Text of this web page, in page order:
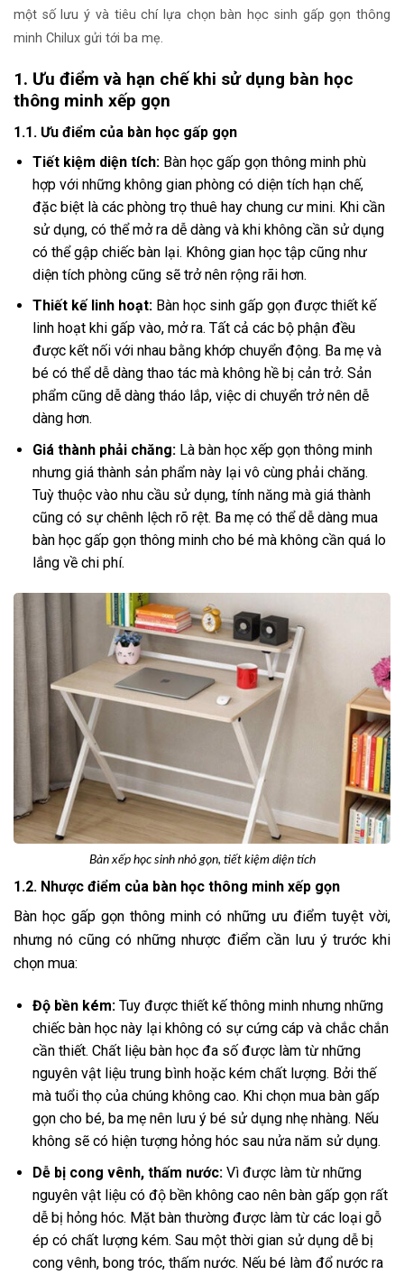
một số lưu ý và tiêu chí lựa chọn bàn học sinh gấp gọn thông
minh Chilux gửi tới ba mẹ.
1. Ưu điểm và hạn chế khi sử dụng bàn học
thông minh xếp gọn
1.1. Ưu điểm của bàn học gấp gọn
Tiết kiệm diện tích:Bàn học gấp gọn thông minh phù
hợp với những không gian phòng có diện tích hạn chế,
đặc biệt là các phòng trọ thuê hay chung cư mini. Khi cần
sử dụng, có thể mở ra dễ dàng và khi không cần sử dụng
có thể gập chiếc bàn lại. Không gian học tập cũng như
diện tích phòng cũng sẽ trở nên rộng rãi hơn.
Thiết kế linh hoạt:Bàn học sinh gấp gọn được thiết kế
linh hoạt khi gấp vào, mở ra. Tất cả các bộ phận đều
được kết nối với nhau bằng khớp chuyển động. Ba mẹ và
bé có thể dễ dàng thao tác mà không hề bị cản trở. Sản
phẩm cũng dễ dàng tháo lắp, việc di chuyển trở nên dễ
dàng hơn.
Giá thành phải chăng:Là bàn học xếp gọn thông minh
nhưng giá thành sản phẩm này lại vô cùng phải chăng.
Tuỳ thuộc vào nhu cầu sử dụng, tính năng mà giá thành
cũng có sự chênh lệch rõ rệt. Ba mẹ có thể dễ dàng mua
bàn học gấp gọn thông minh cho bé mà không cần quá lo
lắng về chi phí.
Bàn xếp học sinh nhỏ gọn, tiết kiệm diện tích
1.2. Nhược điểm của bàn học thông minh xếp gọn
Bàn học gấp gọn thông minh có những ưu điểm tuyệt vời,
nhưng nó cũng có những nhược điểm cần lưu ý trước khi
chọn mua:
Độ bền kém:Tuy được thiết kế thông minh nhưng những
chiếc bàn học này lại không có sự cứng cáp và chắc chắn
cần thiết. Chất liệu bàn học đa số được làm từ những
nguyên vật liệu trung bình hoặc kém chất lượng. Bởi thế
mà tuổi thọ của chúng không cao. Khi chọn mua bàn gấp
gọn cho bé, ba mẹ nên lưu ý bé sử dụng nhẹ nhàng. Nếu
không sẽ có hiện tượng hỏng hóc sau nửa năm sử dụng.
Dễ bị cong vênh, thấm nước:Vì được làm từ những
nguyên vật liệu có độ bền không cao nên bàn gấp gọn rất
dễ bị hỏng hóc. Mặt bàn thường được làm từ các loại gỗ
ép có chất lượng kém. Sau một thời gian sử dụng dễ bị
cong vênh, bong tróc, thấm nước. Nếu bé làm đổ nước ra